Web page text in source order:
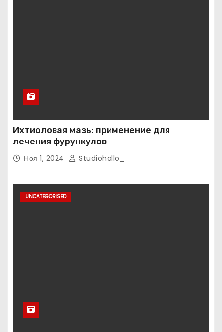
Ихтиоловая мазь: применение для
лечения фурункулов
Ноя 1, 2024 Studiohallo_
UNCATEGORISED